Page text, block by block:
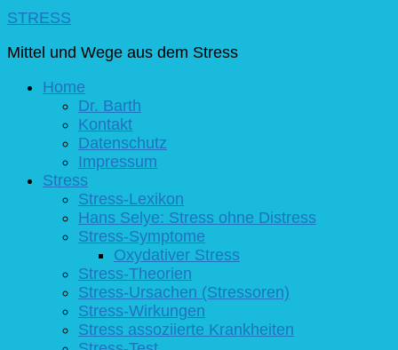
STRESS
Mittel und Wege aus dem Stress
Home
Dr. Barth
Kontakt
Datenschutz
Impressum
Stress
Stress-Lexikon
Hans Selye: Stress ohne Distress
Stress-Symptome
Oxydativer Stress
Stress-Theorien
Stress-Ursachen (Stressoren)
Stress-Wirkungen
Stress assoziierte Krankheiten